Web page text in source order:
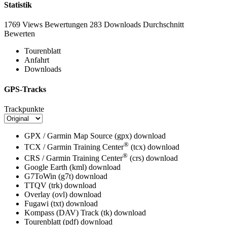
Statistik
1769 Views Bewertungen 283 Downloads Durchschnitt
Bewerten
Tourenblatt
Anfahrt
Downloads
GPS-Tracks
Trackpunkte
GPX / Garmin Map Source (gpx) download
TCX / Garmin Training Center® (tcx) download
CRS / Garmin Training Center® (crs) download
Google Earth (kml) download
G7ToWin (g7t) download
TTQV (trk) download
Overlay (ovl) download
Fugawi (txt) download
Kompass (DAV) Track (tk) download
Tourenblatt (pdf) download